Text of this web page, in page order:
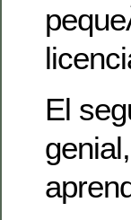
El